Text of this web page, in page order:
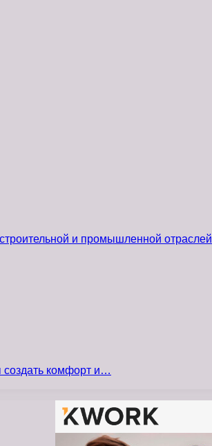
и промышленной отраслей
создать комфорт и…